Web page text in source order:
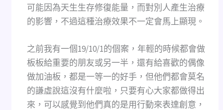
可能因為天生生存修復能量，而對別人產生治療
的影響，不過這種治療效果不一定會馬上顯現。
之前我有一個19/10/1的個案，年輕的時候都會做
板板給重要的朋友或另一半，還有給喜歡的偶像
做加油板，都是一等一的好手，但他們都會莫名
的謙虛說這沒有什麼啦，只要有心大家都做得出
來，可以感覺到他們真的是用行動來表達創意，